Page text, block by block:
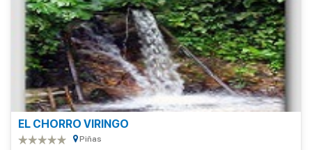
EL CHORRO VIRINGO
Piñas